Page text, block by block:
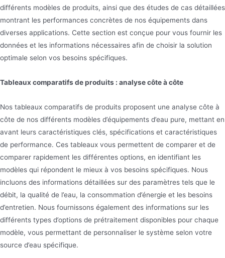
différents modèles de produits, ainsi que des études de cas détaillées
montrant les performances concrètes de nos équipements dans
diverses applications. Cette section est conçue pour vous fournir les
données et les informations nécessaires afin de choisir la solution
optimale selon vos besoins spécifiques.
Tableaux comparatifs de produits : analyse côte à côte
Nos tableaux comparatifs de produits proposent une analyse côte à
côte de nos différents modèles d’équipements d’eau pure, mettant en
avant leurs caractéristiques clés, spécifications et caractéristiques
de performance. Ces tableaux vous permettent de comparer et de
comparer rapidement les différentes options, en identifiant les
modèles qui répondent le mieux à vos besoins spécifiques. Nous
incluons des informations détaillées sur des paramètres tels que le
débit, la qualité de l’eau, la consommation d’énergie et les besoins
d’entretien. Nous fournissons également des informations sur les
différents types d’options de prétraitement disponibles pour chaque
modèle, vous permettant de personnaliser le système selon votre
source d’eau spécifique.